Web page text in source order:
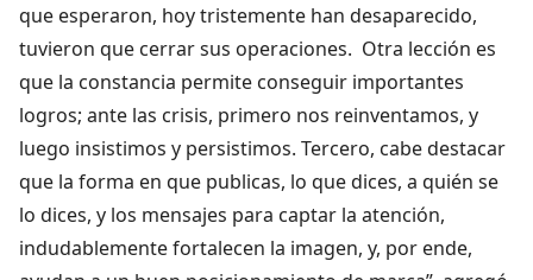
que esperaron, hoy tristemente han desaparecido,
tuvieron que cerrar sus operaciones. Otra lección es
que la constancia permite conseguir importantes
logros; ante las crisis, primero nos reinventamos, y
luego insistimos y persistimos. Tercero, cabe destacar
que la forma en que publicas, lo que dices, a quién se
lo dices, y los mensajes para captar la atención,
indudablemente fortalecen la imagen, y, por ende,